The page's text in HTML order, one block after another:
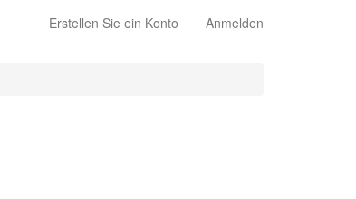
Erstellen Sie ein Konto Anmelden